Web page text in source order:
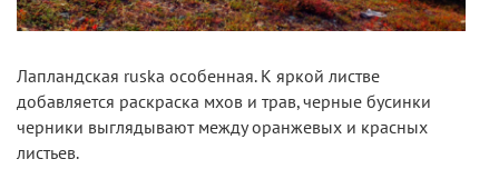
Лапландская ruska особенная. К яркой листве
добавляется раскраска мхов и трав, черные бусинки
черники выглядывают между оранжевых и красных
листьев.